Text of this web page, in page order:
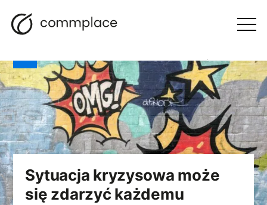
Przejdź
do
Nawigacja
BLOG
Sytuacja kryzysowa może
się zdarzyć każdemu